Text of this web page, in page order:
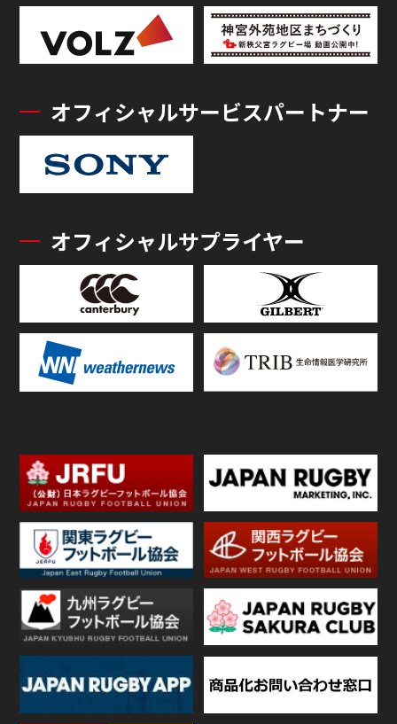
オフィシャルサービスパートナー
オフィシャルサプライヤー